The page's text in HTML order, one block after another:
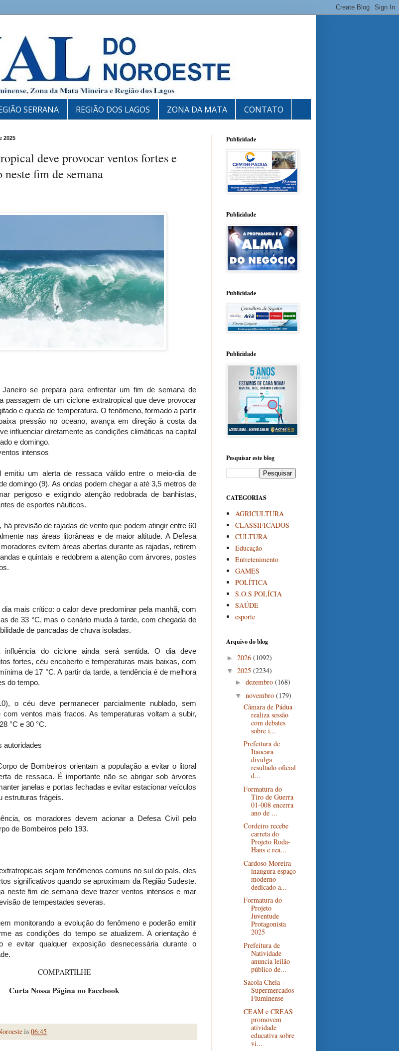
SERRANA REGIÃO DOS LAGOS ZONA DA MATA CONTATO
2025
deve provocar ventos fortes e
neste fim de semana
se prepara para enfrentar um fim de semana de
passagem de um ciclone extratropical que deve provocar
e queda de temperatura. O fenômeno, formado a partir
pressão no oceano, avança em direção à costa da
influenciar diretamente as condições climáticas na capital
e domingo.
intensos
emitiu um alerta de ressaca válido entre o meio-dia de
domingo (9). As ondas podem chegar a até 3,5 metros de
perigoso e exigindo atenção redobrada de banhistas,
de esportes náuticos.
há previsão de rajadas de vento que podem atingir entre 60
nas áreas litorâneas e de maior altitude. A Defesa
evitem áreas abertas durante as rajadas, retirem
e quintais e redobrem a atenção com árvores, postes
mais crítico: o calor deve predominar pela manhã, com
de 33 °C, mas o cenário muda à tarde, com chegada de
de pancadas de chuva isoladas.
do ciclone ainda será sentida. O dia deve
fortes, céu encoberto e temperaturas mais baixas, com
de 17 °C. A partir da tarde, a tendência é de melhora
do tempo.
o céu deve permanecer parcialmente nublado, sem
com ventos mais fracos. As temperaturas voltam a subir,
°C e 30 °C.
autoridades
de Bombeiros orientam a população a evitar o litoral
de ressaca. É importante não se abrigar sob árvores
janelas e portas fechadas e evitar estacionar veículos
estruturas frágeis.
os moradores devem acionar a Defesa Civil pelo
de Bombeiros pelo 193.
sejam fenômenos comuns no sul do país, eles
significativos quando se aproximam da Região Sudeste.
neste fim de semana deve trazer ventos intensos e mar
de tempestades severas.
monitorando a evolução do fenômeno e poderão emitir
as condições do tempo se atualizem. A orientação é
e evitar qualquer exposição desnecessária durante o
COMPARTILHE
Curta Nossa Página no Facebook
às06:45
Publicidade
Publicidade
Publicidade
Publicidade
Pesquisar este blog
CATEGORIAS
AGRICULTURA
CLASSIFICADOS
CULTURA
Educação
Entretenimento
GAMES
POLÍTICA
S.O.S POLÍCIA
SAÚDE
esporte
Arquivo do blog
► 2026 (1092)
▼ 2025 (2234)
► dezembro (168)
▼ novembro (179)
Câmara de Pádua
realiza sessão
com debates
sobre i...
Prefeitura de
Itaocara
divulga
resultado oficial
d...
Formatura do
Tiro de Guerra
01-008 encerra
ano de ...
Cordeiro recebe
carreta do
Projeto Roda-
Hans e rea...
Cardoso Moreira
inaugura espaço
moderno
dedicado a...
Formatura do
Projeto
Juventude
Protagonista
2025
Prefeitura de
Natividade
anuncia leilão
público de...
Sacola Cheia -
Supermercados
Fluminense
CEAM e CREAS
promovem
atividade
educativa sobre
vi...